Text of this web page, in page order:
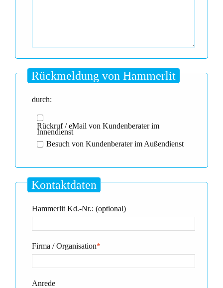
Rückmeldung von Hammerlit
durch:
Rückruf / eMail von Kundenberater im
Innendienst
Besuch von Kundenberater im Außendienst
Kontaktdaten
Hammerlit Kd.-Nr.: (optional)
*
Firma / Organisation
Anrede